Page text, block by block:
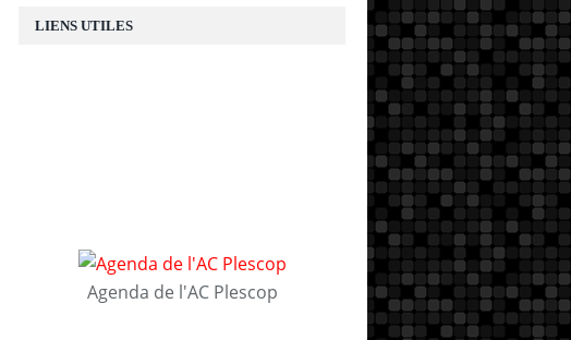
LIENS UTILES
Agenda de l'AC Plescop